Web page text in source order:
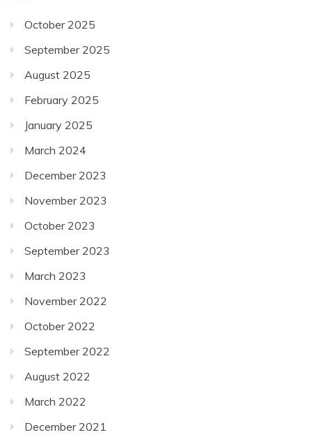
October 2025
September 2025
August 2025
February 2025
January 2025
March 2024
December 2023
November 2023
October 2023
September 2023
March 2023
November 2022
October 2022
September 2022
August 2022
March 2022
December 2021